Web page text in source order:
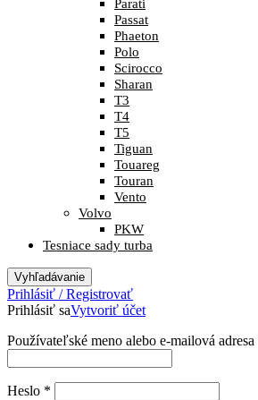
Parati
Passat
Phaeton
Polo
Scirocco
Sharan
T3
T4
T5
Tiguan
Touareg
Touran
Vento
Volvo
PKW
Tesniace sady turba
Vyhľadávanie
Prihlásiť / Registrovať
Prihlásiť saVytvoriť účet
Používateľské meno alebo e-mailová adresa
Heslo *